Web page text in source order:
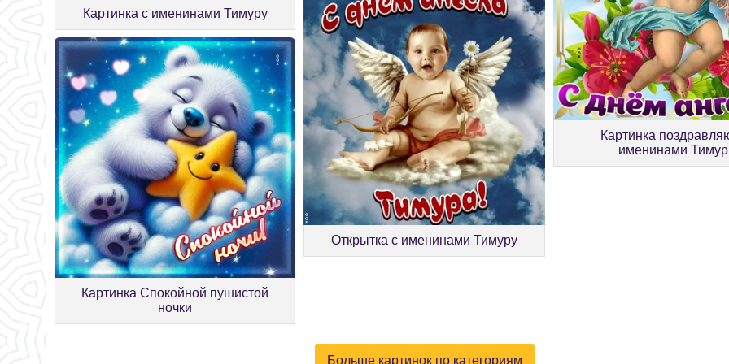
Картинка с именинами Тимуру
Картинка
именинами Тимур
Картинка Спокойной пушистой
ночки
Открытка с именинами Тимуру
Больше картинок по категориям